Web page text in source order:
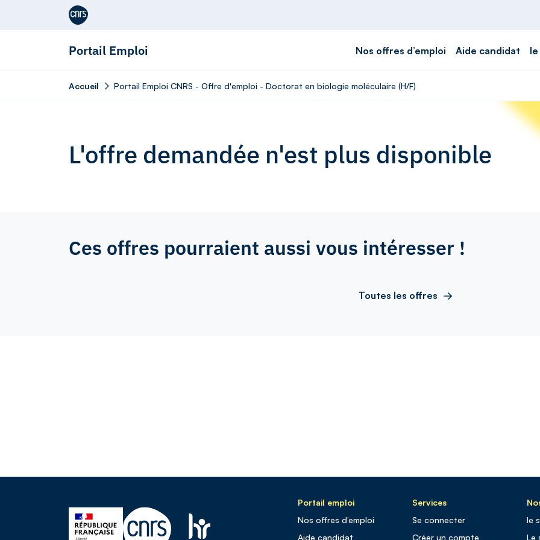
Aller au contenu
Portail Emploi Nos offres d’emploi Aide candidat
Accueil Portail Emploi CNRS - Offre d'emploi - Doctorat en biologie moléculaire (H/F)
L'offre demandée n'est plus disponible
Ces offres pourraient aussi vous intéresser !
Toutes les offres
Portail emploi
Nos offres d’emploi
Aide candidat
Services
Se connecter
Créer un compte
le
Le